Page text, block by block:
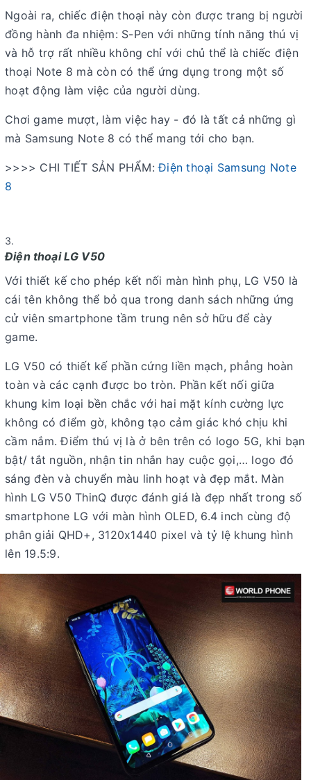
Ngoài ra, chiếc điện thoại này còn được trang bị người
đồng hành đa nhiệm: S-Pen với những tính năng thú vị
và hỗ trợ rất nhiều không chỉ với chủ thể là chiếc điện
thoại Note 8 mà còn có thể ứng dụng trong một số
hoạt động làm việc của người dùng.
Chơi game mượt, làm việc hay - đó là tất cả những gì
mà Samsung Note 8 có thể mang tới cho bạn.
>>>> CHI TIẾT SẢN PHẨM:Điện thoại Samsung Note
8
Điện thoại LG V50
Với thiết kế cho phép kết nối màn hình phụ, LG V50 là
cái tên không thể bỏ qua trong danh sách những ứng
cử viên smartphone tầm trung nên sở hữu để cày
game.
LG V50 có thiết kế phần cứng liền mạch, phẳng hoàn
toàn và các cạnh được bo tròn. Phần kết nối giữa
khung kim loại bền chắc với hai mặt kính cường lực
không có điểm gờ, không tạo cảm giác khó chịu khi
cầm nắm. Điểm thú vị là ở bên trên có logo 5G, khi bạn
bật/ tắt nguồn, nhận tin nhắn hay cuộc gọi,… logo đó
sáng đèn và chuyển màu linh hoạt và đẹp mắt. Màn
hình LG V50 ThinQ được đánh giá là đẹp nhất trong số
smartphone LG với màn hình OLED, 6.4 inch cùng độ
phân giải QHD+, 3120x1440 pixel và tỷ lệ khung hình
lên 19.5:9.